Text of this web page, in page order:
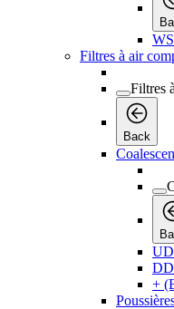
Filtres à air
Filtres
Back
+